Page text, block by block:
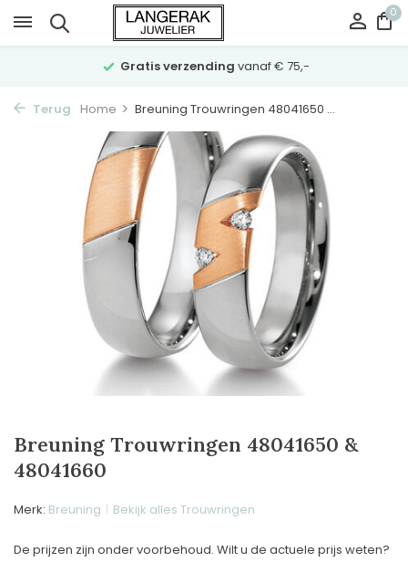
0
Gratis verzending vanaf € 75,-
Terug Home Breuning Trouwringen 48041650 ...
Breuning Trouwringen 48041650 &
48041660
Merk: Breuning Bekijk alles Trouwringen
De prijzen zijn onder voorbehoud. Wilt u de actuele prijs weten?